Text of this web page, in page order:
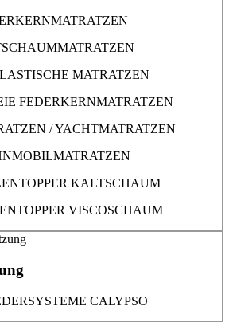
MATRATZEN
FEDERKERNMATRATZEN
/ YACHTMATRATZEN
KALTSCHAUM
VISCOSCHAUM
CALYPSO